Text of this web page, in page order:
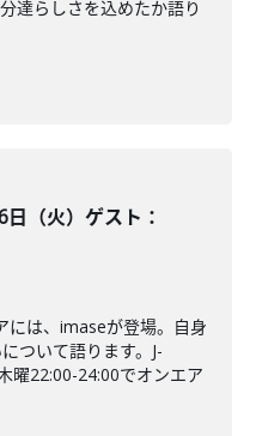
達らしさを込めたか語り
（火）ゲスト：
には、imaseが登場。自身
ついて語ります。J-
曜22:00-24:00でオンエア